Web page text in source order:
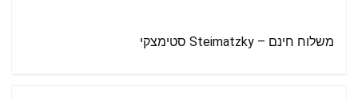
משלוח חינם – Steimatzky סטימצקי